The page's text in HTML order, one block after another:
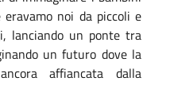
noi da piccoli e
lanciando un ponte tra
un futuro dove la
affiancata dalla